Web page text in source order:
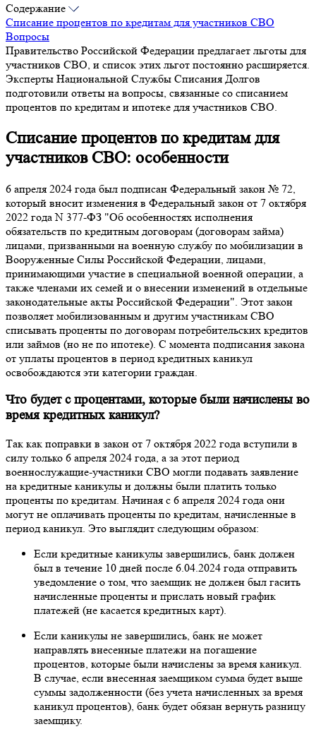
Содержание
Списание процентов по кредитам для участников СВО
Вопросы
Правительство Российской Федерации предлагает льготы для
участников СВО, и список этих льгот постоянно расширяется.
Эксперты Национальной Службы Списания Долгов
подготовили ответы на вопросы, связанные со списанием
процентов по кредитам и ипотеке для участников СВО.
Списание процентов по кредитам для
участников СВО: особенности
6 апреля 2024 года был подписан Федеральный закон № 72,
который вносит изменения в Федеральный закон от 7 октября
2022 года N 377-ФЗ "Об особенностях исполнения
обязательств по кредитным договорам (договорам займа)
лицами, призванными на военную службу по мобилизации в
Вооруженные Силы Российской Федерации, лицами,
принимающими участие в специальной военной операции, а
также членами их семей и о внесении изменений в отдельные
законодательные акты Российской Федерации". Этот закон
позволяет мобилизованным и другим участникам СВО
списывать проценты по договорам потребительских кредитов
или займов (но не по ипотеке). С момента подписания закона
от уплаты процентов в период кредитных каникул
освобождаются эти категории граждан.
Что будет с процентами, которые были начислены во
время кредитных каникул?
Так как поправки в закон от 7 октября 2022 года вступили в
силу только 6 апреля 2024 года, а за этот период
военнослужащие-участники СВО могли подавать заявление
на кредитные каникулы и должны были платить только
проценты по кредитам. Начиная с 6 апреля 2024 года они
могут не оплачивать проценты по кредитам, начисленные в
период каникул. Это выглядит следующим образом:
Если кредитные каникулы завершились, банк должен
был в течение 10 дней после 6.04.2024 года отправить
уведомление о том, что заемщик не должен был гасить
начисленные проценты и прислать новый график
платежей (не касается кредитных карт).
Если каникулы не завершились, банк не может
направлять внесенные платежи на погашение
процентов, которые были начислены за время каникул.
В случае, если внесенная заемщиком сумма будет выше
суммы задолженности (без учета начисленных за время
каникул процентов), банк будет обязан вернуть разницу
заемщику.